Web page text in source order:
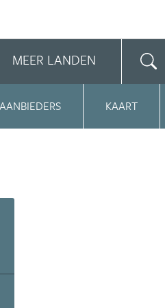
MEER LANDEN
KAART